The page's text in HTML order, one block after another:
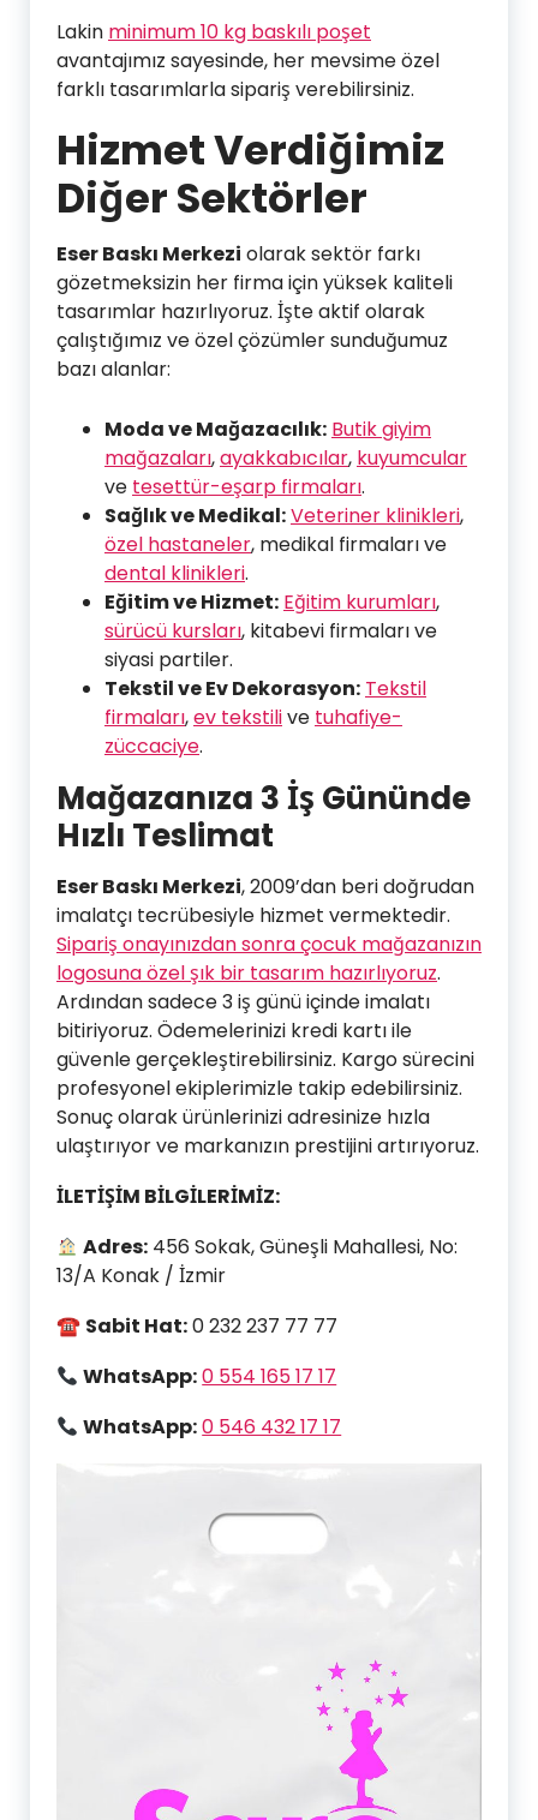
Lakin minimum 10 kg baskılı poşet
avantajımız sayesinde, her mevsime özel
farklı tasarımlarla sipariş verebilirsiniz.
Hizmet Verdiğimiz
Diğer Sektörler
Eser Baskı Merkezi olarak sektör farkı
gözetmeksizin her firma için yüksek kaliteli
tasarımlar hazırlıyoruz. İşte aktif olarak
çalıştığımız ve özel çözümler sunduğumuz
bazı alanlar:
Moda ve Mağazacılık: Butik giyim
mağazaları,ayakkabıcılar, kuyumcular
ve tesettür-eşarp firmaları.
Sağlık ve Medikal:Veteriner klinikleri,
özel hastaneler, medikal firmaları ve
dental klinikleri.
Eğitim ve Hizmet: Eğitim kurumları,
sürücü kursları, kitabevi firmaları ve
siyasi partiler.
Tekstil ve Ev Dekorasyon: Tekstil
firmaları,ev tekstilive tuhafiye-
züccaciye.
Mağazanıza 3 İş Gününde
Hızlı Teslimat
Eser Baskı Merkezi, 2009’dan beri doğrudan
imalatçı tecrübesiyle hizmet vermektedir.
Sipariş onayınızdan sonra çocuk mağazanızın
logosuna özel şık bir tasarım hazırlıyoruz.
Ardından sadece 3 iş günü içinde imalatı
bitiriyoruz. Ödemelerinizi kredi kartı ile
güvenle gerçekleştirebilirsiniz. Kargo sürecini
profesyonel ekiplerimizle takip edebilirsiniz.
Sonuç olarak ürünlerinizi adresinize hızla
ulaştırıyor ve markanızın prestijini artırıyoruz.
İLETİŞİM BİLGİLERİMİZ:
Adres: 456 Sokak, Güneşli Mahallesi, No:
13/A Konak / İzmir
☎ Sabit Hat:0 232 237 77 77
WhatsApp:0 554 165 17 17
WhatsApp:0 546 432 17 17